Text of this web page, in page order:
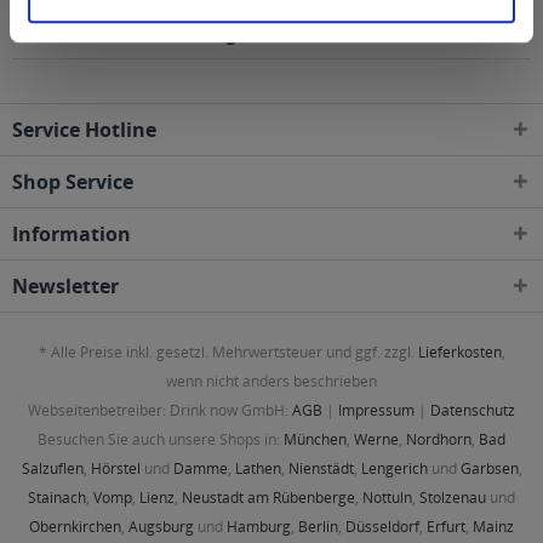
Postleitzahl-Gebieten geliefert
Service Hotline
Shop Service
Information
Newsletter
* Alle Preise inkl. gesetzl. Mehrwertsteuer und ggf. zzgl. Lieferkosten,
wenn nicht anders beschrieben
Webseitenbetreiber: Drink now GmbH: AGB | Impressum | Datenschutz
Besuchen Sie auch unsere Shops in: München, Werne, Nordhorn, Bad
Salzuflen, Hörstel und Damme, Lathen, Nienstädt, Lengerichund Garbsen,
Stainach, Vomp, Lienz, Neustadt am Rübenberge, Nottuln, Stolzenau und
Obernkirchen, Augsburg und Hamburg, Berlin, Düsseldorf, Erfurt, Mainz